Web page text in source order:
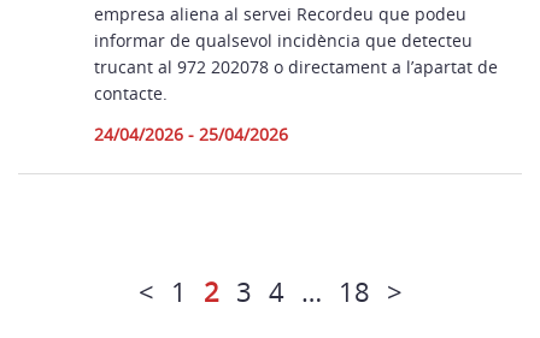
empresa aliena al servei Recordeu que podeu
informar de qualsevol incidència que detecteu
trucant al 972 202078 o directament a l’apartat de
contacte.
24/04/2026 - 25/04/2026
< 1 2 3 4 … 18 >